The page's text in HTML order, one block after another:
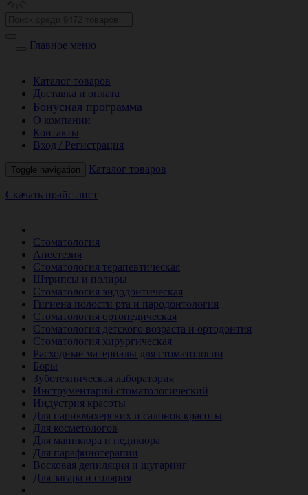
Главное меню
Каталог товаров
Доставка и оплата
Бонусная программа
О компании
Контакты
Вход / Регистрация
Toggle navigation Каталог товаров
Скачать прайс-лист
Стоматология
Анестезия
Стоматология терапевтическая
Штрипсы и полиры
Стоматология эндодонтическая
Гигиена полости рта и пародонтология
Стоматология ортопедическая
Стоматология детского возраста и ортодонтия
Стоматология хирургическая
Расходные материалы для стоматологии
Боры
Зуботехническая лаборатория
Инструментарий стоматологический
Индустрия красоты
Для парикмахерских и салонов красоты
Для косметологов
Для маникюра и педикюра
Для парафинотерапии
Восковая депиляция и шугаринг
Для загара и солярия